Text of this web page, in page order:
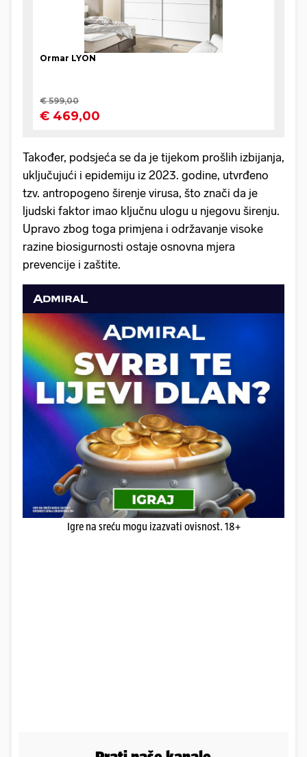
Također, podsjeća se da je tijekom prošlih izbijanja,
uključujući i epidemiju iz 2023. godine, utvrđeno
tzv. antropogeno širenje virusa, što znači da je
ljudski faktor imao ključnu ulogu u njegovu širenju.
Upravo zbog toga primjena i održavanje visoke
razine biosigurnosti ostaje osnovna mjera
prevencije i zaštite.
Igre na sreću mogu izazvati ovisnost. 18+